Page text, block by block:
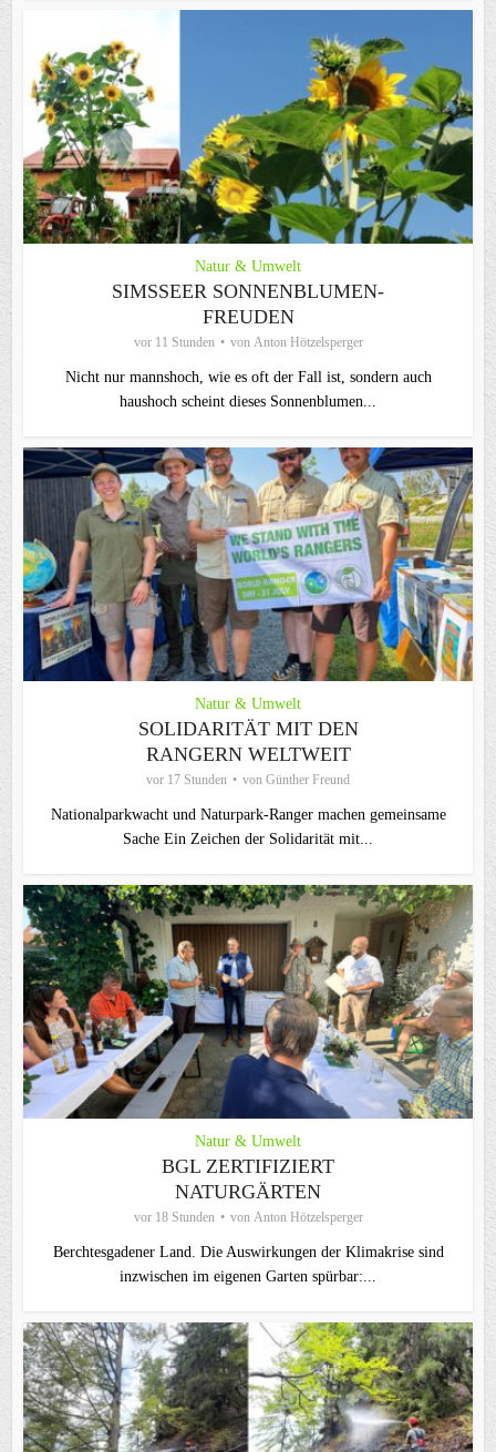
Natur & Umwelt
SIMSSEER SONNENBLUMEN-
FREUDEN
vor 11 Stunden von Anton Hötzelsperger
Nicht nur mannshoch, wie es oft der Fall ist, sondern auch
haushoch scheint dieses Sonnenblumen...
Natur & Umwelt
SOLIDARITÄT MIT DEN
RANGERN WELTWEIT
vor 17 Stunden von Günther Freund
Nationalparkwacht und Naturpark-Ranger machen gemeinsame
Sache Ein Zeichen der Solidarität mit...
Natur & Umwelt
BGL ZERTIFIZIERT
NATURGÄRTEN
vor 18 Stunden von Anton Hötzelsperger
Berchtesgadener Land. Die Auswirkungen der Klimakrise sind
inzwischen im eigenen Garten spürbar:...